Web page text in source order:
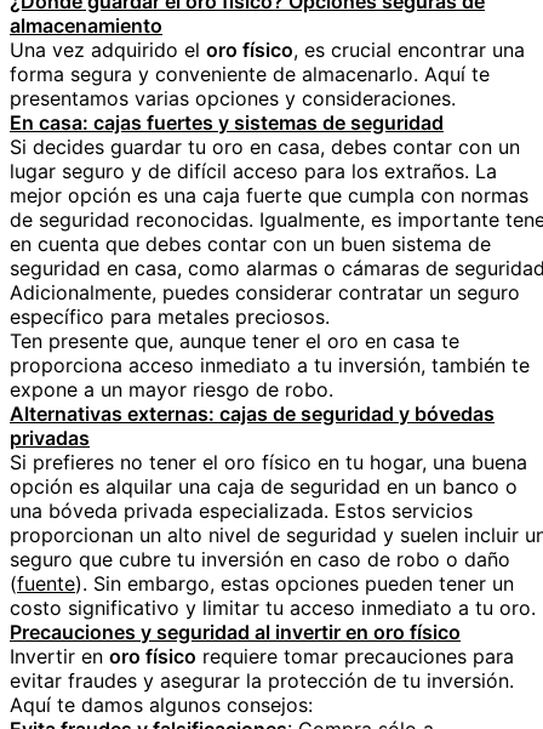
almacenamiento
Una vez adquirido el oro físico, es crucial encontrar una
forma segura y conveniente de almacenarlo. Aquí te
presentamos varias opciones y consideraciones.
En casa: cajas fuertes y sistemas de seguridad
Si decides guardar tu oro en casa, debes contar con un
lugar seguro y de difícil acceso para los extraños. La
mejor opción es una caja fuerte que cumpla con normas
de seguridad reconocidas. Igualmente, es importante
en cuenta que debes contar con un buen sistema de
seguridad en casa, como alarmas o cámaras de
Adicionalmente, puedes considerar contratar un seguro
específico para metales preciosos.
Ten presente que, aunque tener el oro en casa te
proporciona acceso inmediato a tu inversión, también te
expone a un mayor riesgo de robo.
Alternativas externas: cajas de seguridad y bóvedas
privadas
Si prefieres no tener el oro físico en tu hogar, una buena
opción es alquilar una caja de seguridad en un banco o
una bóveda privada especializada. Estos servicios
proporcionan un alto nivel de seguridad y suelen incluir
seguro que cubre tu inversión en caso de robo o daño
(fuente). Sin embargo, estas opciones pueden tener un
costo significativo y limitar tu acceso inmediato a tu oro.
Precauciones y seguridad al invertir en oro físico
Invertir en oro físico requiere tomar precauciones para
evitar fraudes y asegurar la protección de tu inversión.
Aquí te damos algunos consejos: